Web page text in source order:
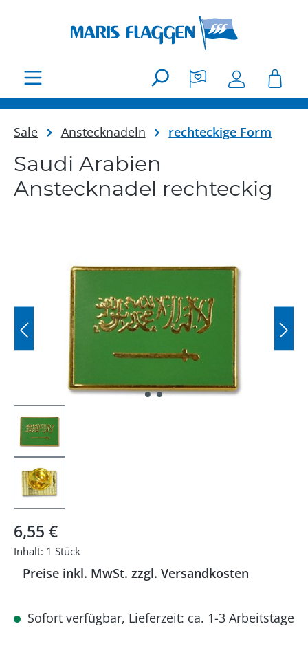
Sale Anstecknadeln rechteckige Form
Saudi Arabien
Anstecknadel rechteckig
Regulärer Preis:
6,55 €
Inhalt: 1 Stück
Preise inkl. MwSt. zzgl. Versandkosten
Sofort verfügbar, Lieferzeit: ca. 1-3 Arbeitstage